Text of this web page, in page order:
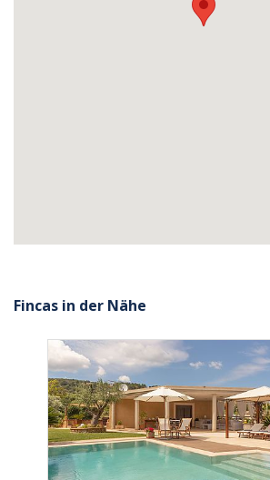
Fincas in der Nähe